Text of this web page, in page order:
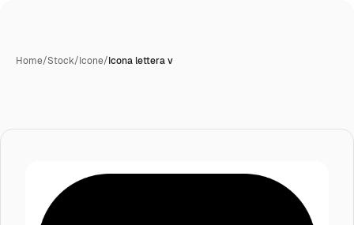
Home/Stock/Icone/Icona lettera v